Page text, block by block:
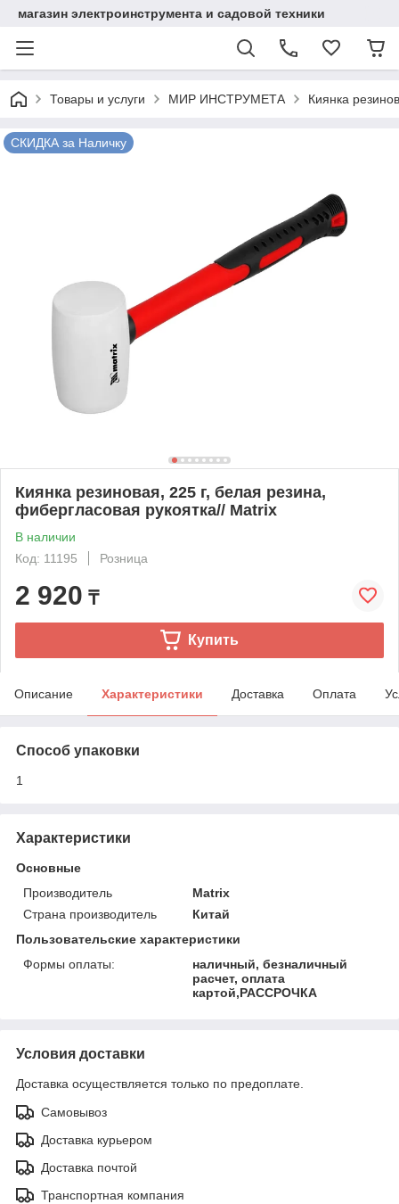
магазин электроинструмента и садовой техники
Товары и услуги МИР ИНСТРУМЕТА Киянка
СКИДКА за Наличку
Киянка резиновая, 225 г, белая резина,
фибергласовая рукоятка// Matrix
В наличии
Код: 11195
Розница
2 920 ₸
Купить
Описание Характеристики Доставка Оплата
Способ упаковки
1
Характеристики
Основные
Производитель
Matrix
Страна производитель
Китай
Пользовательские характеристики
Формы оплаты:
наличный, безналичный
расчет, оплата
картой,РАССРОЧКА
Условия доставки
Доставка осуществляется только по предоплате.
Самовывоз
Доставка курьером
Доставка почтой
Транспортная компания